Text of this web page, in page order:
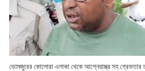
ডোমজুরের কোলোরা এলাকা থেকে আগ্নেয়াস্ত্র সহ গ্রেফতার